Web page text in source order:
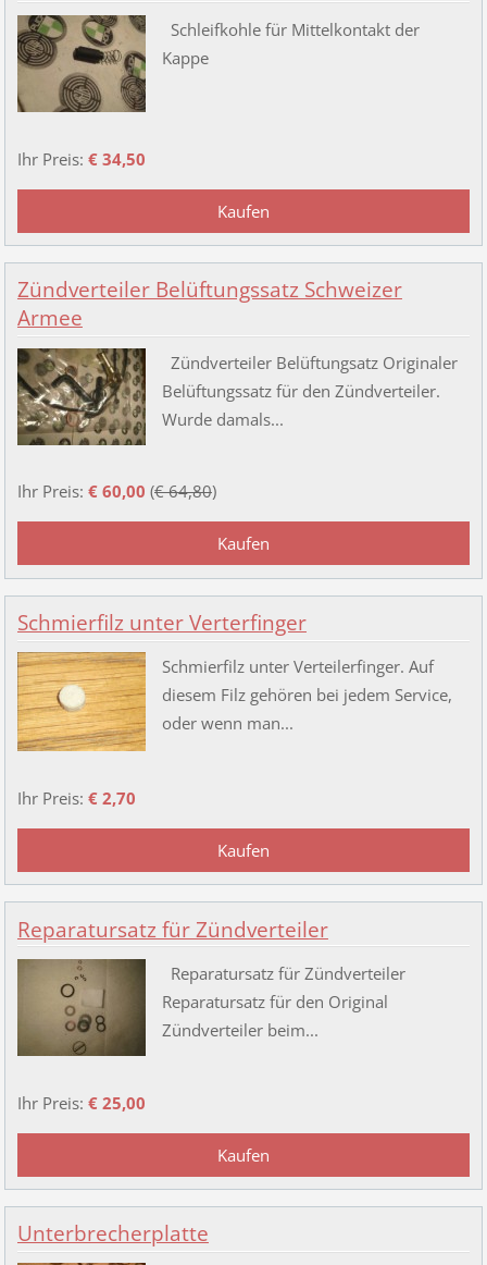
Schleifkohle für Mittelkontakt der
Kappe
Ihr Preis: € 34,50
Zündverteiler Belüftungssatz Schweizer
Armee
Zündverteiler Belüftungsatz Originaler
Belüftungssatz für den Zündverteiler.
Wurde damals...
Ihr Preis: € 60,00 (€ 64,80)
Schmierfilz unter Verterfinger
Schmierfilz unter Verteilerfinger. Auf
diesem Filz gehören bei jedem Service,
oder wenn man...
Ihr Preis: € 2,70
Reparatursatz für Zündverteiler
Reparatursatz für Zündverteiler
Reparatursatz für den Original
Zündverteiler beim...
Ihr Preis: € 25,00
Unterbrecherplatte